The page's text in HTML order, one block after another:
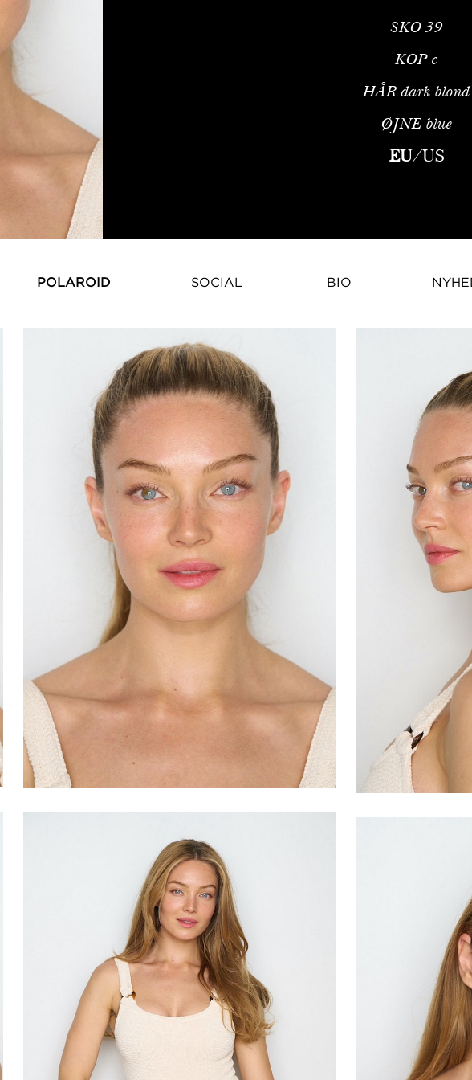
SKO 39
KOP c
HÅR dark blond
ØJNE blue
EU/US
Melissa Gateau – Fransk ModemodelDen
POLAROID SOCIAL BIO